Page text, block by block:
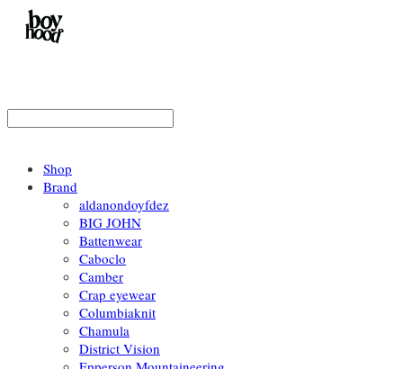
Shop
Brand
aldanondoyfdez
BIG JOHN
Battenwear
Caboclo
Camber
Crap eyewear
Columbiaknit
Chamula
District Vision